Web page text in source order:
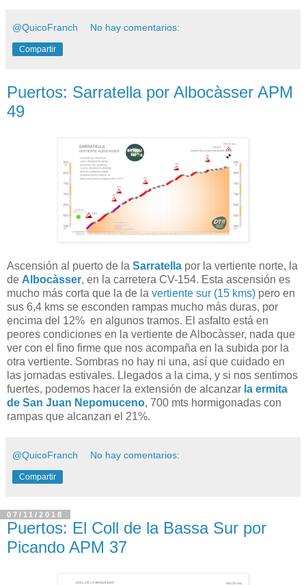
@QuicoFranch No hay comentarios:
Compartir
Puertos: Sarratella por Albocàsser APM
49
Ascensión al puerto de la Sarratella por la vertiente norte, la
de Albocàsser, en la carretera CV-154. Esta ascensión es
mucho más corta que la de la vertiente sur (15 kms) pero en
sus 6,4 kms se esconden rampas mucho más duras, por
encima del 12% en algunos tramos. El asfalto está en
peores condiciones en la vertiente de Albocàsser, nada que
ver con el fino firme que nos acompaña en la subida por la
otra vertiente. Sombras no hay ni una, así que cuidado en
las jornadas estivales. Llegados a la cima, y si nos sentimos
fuertes, podemos hacer la extensión de alcanzar la ermita
de San Juan Nepomuceno, 700 mts hormigonadas con
rampas que alcanzan el 21%.
@QuicoFranch No hay comentarios:
Compartir
07/11/2018
Puertos: El Coll de la Bassa Sur por
Picando APM 37